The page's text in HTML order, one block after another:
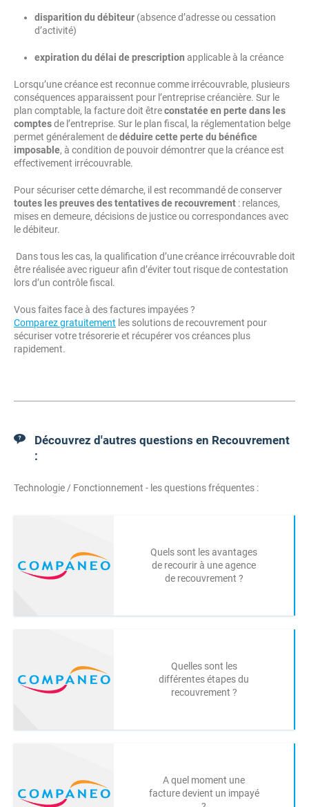
disparition du débiteur (absence d’adresse ou cessation
d’activité)
expiration du délai de prescription applicable à la créance
Lorsqu’une créance est reconnue comme irrécouvrable, plusieurs
conséquences apparaissent pour l’entreprise créancière. Sur le
plan comptable, la facture doit êtreconstatée en perte dans les
comptesde l’entreprise. Sur le plan fiscal, la réglementation belge
permet généralement dedéduire cette perte du bénéfice
imposable, à condition de pouvoir démontrer que la créance est
effectivement irrécouvrable.
Pour sécuriser cette démarche, il est recommandé de conserver
toutes les preuves des tentatives de recouvrement : relances,
mises en demeure, décisions de justice ou correspondances avec
le débiteur.
Dans tous les cas, la qualification d’une créance irrécouvrable doit
être réalisée avec rigueur afin d’éviter tout risque de contestation
lors d’un contrôle fiscal.
Vous faites face à des factures impayées ?
Comparez gratuitement les solutions de recouvrement pour
sécuriser votre trésorerie et récupérer vos créances plus
rapidement.
Découvrez d'autres questions en Recouvrement
:
Technologie / Fonctionnement - les questions fréquentes :
Quels sont les avantages
de recourir à une agence
de recouvrement ?
Quelles sont les
différentes étapes du
recouvrement ?
A quel moment une
facture devient un impayé